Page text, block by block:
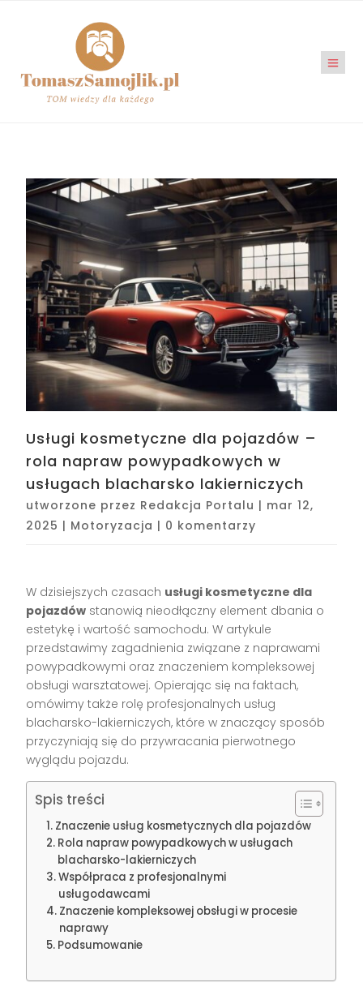
Usługi kosmetyczne dla pojazdów –
rola napraw powypadkowych w
usługach blacharsko lakierniczych
utworzone przez Redakcja Portalu | mar 12,
2025 | Motoryzacja | 0 komentarzy
W dzisiejszych czasach usługi kosmetyczne dla
pojazdów stanowią nieodłączny element dbania o
estetykę i wartość samochodu. W artykule
przedstawimy zagadnienia związane z naprawami
powypadkowymi oraz znaczeniem kompleksowej
obsługi warsztatowej. Opierając się na faktach,
omówimy także rolę profesjonalnych usług
blacharsko-lakierniczych, które w znaczący sposób
przyczyniają się do przywracania pierwotnego
wyglądu pojazdu.
Spis treści
Znaczenie usług kosmetycznych dla pojazdów
Rola napraw powypadkowych w usługach
blacharsko-lakierniczych
Współpraca z profesjonalnymi
usługodawcami
Znaczenie kompleksowej obsługi w procesie
naprawy
Podsumowanie